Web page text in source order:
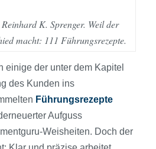
K. Sprenger. Weil der
macht: 111 Führungsrezepte.
einige der unter dem Kapitel
des Kunden ins
Führungsrezepte
Aufguss
Weisheiten. Doch der